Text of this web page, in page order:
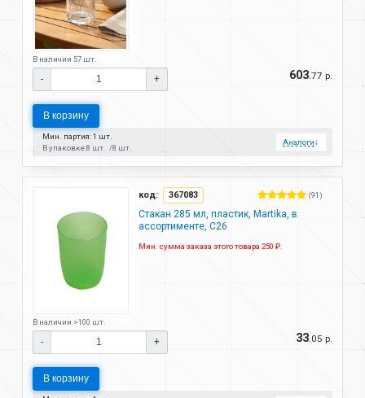
В наличии 57 шт.
- + 603.77 р.
В корзину
Мин. партия: 1 шт.
В упаковке:8 шт. 8 шт.
Аналоги↓
код: 367083 (91)
Стакан 285 мл, пластик, Martika, в
ассортименте, С26
Мин. сумма заказа этого товара 250 ₽.
В наличии >100 шт.
- + 33.05 р.
В корзину